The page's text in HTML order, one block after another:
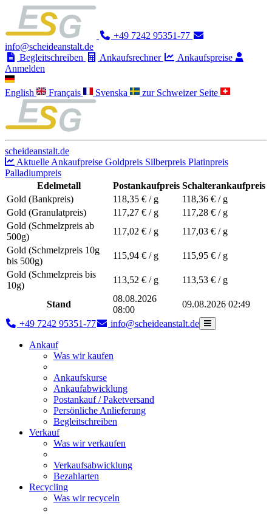
+49 7242 95351-77
info@scheideanstalt.de
Begleitschreiben
Ankaufsrechner
Ankaufspreise
Anmelden
English Français Svenska zur Schweizer Seite
scheideanstalt.de
Aktuelle Ankaufpreise Goldpreis Silberpreis Platinpreis
Palladiumpreis
Edelmetall
Postankaufpreis Schalterankaufpreis
Gold (Bankpreis)
118,35 € / g 118,36 € / g
Gold (Granulatpreis)
117,27 € / g 117,28 € / g
Gold (Schmelzpreis ab
500g)
117,02 € / g 117,03 € / g
Gold (Schmelzpreis 10g
bis 500g)
115,94 € / g 115,95 € / g
Gold (Schmelzpreis bis
10g)
113,52 € / g 113,53 € / g
Stand
08.08.2026
08:00
09.08.2026 02:49
+49 7242 95351-77 info@scheideanstalt.de
Ankauf
Was wir kaufen
Ankaufskurse
Ankaufabwicklung
Postankauf / Paketversand
Persönliche Anlieferung
Begleitschreiben
Verkauf
Was wir verkaufen
Verkaufsabwicklung
Bezahlarten
Recycling
Was wir recyceln